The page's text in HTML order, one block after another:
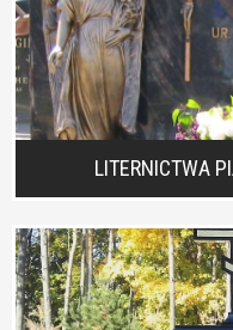
LITERNICTWA